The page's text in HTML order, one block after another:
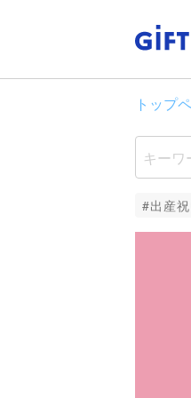
トップ
#出産